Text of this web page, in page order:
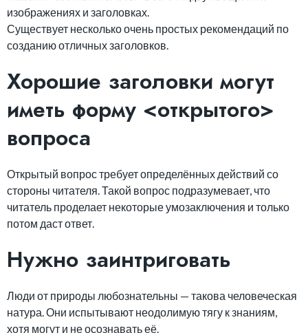
изображениях и заголовках.
Существует несколько очень простых рекомендаций по
созданию отличных заголовков.
Хорошие заголовки могут
иметь форму <открытого>
вопроса
Открытый вопрос требует определённых действий со
стороны читателя. Такой вопрос подразумевает, что
читатель проделает некоторые умозаключения и только
потом даст ответ.
Нужно заинтриговать
Люди от природы любознательны — такова человеческая
натура. Они испытывают неодолимую тягу к знаниям,
хотя могут и не осознавать её.